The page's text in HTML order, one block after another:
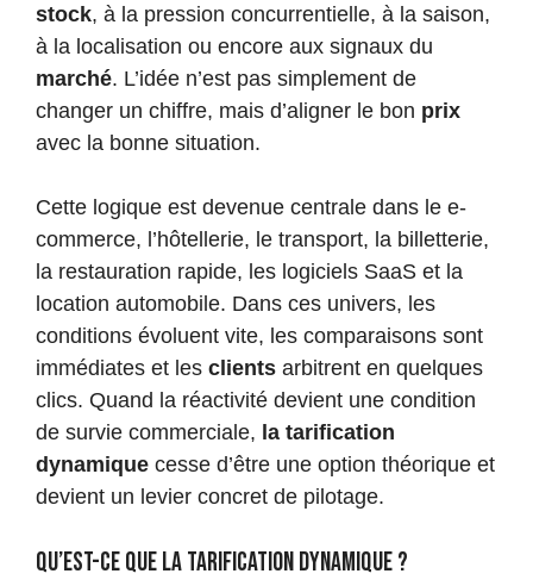
stock, à la pression concurrentielle, à la saison,
à la localisation ou encore aux signaux du
marché. L’idée n’est pas simplement de
changer un chiffre, mais d’aligner le bon prix
avec la bonne situation.
Cette logique est devenue centrale dans le e-
commerce, l’hôtellerie, le transport, la billetterie,
la restauration rapide, les logiciels SaaS et la
location automobile. Dans ces univers, les
conditions évoluent vite, les comparaisons sont
immédiates et les clients arbitrent en quelques
clics. Quand la réactivité devient une condition
de survie commerciale, la tarification
dynamique cesse d’être une option théorique et
devient un levier concret de pilotage.
Qu’est-ce que la tarification dynamique ?